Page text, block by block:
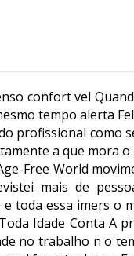
confort vel
tempo alerta
profissional como
a que mora
Free World
mais de
toda essa imers o
Idade Conta A
no trabalho n o